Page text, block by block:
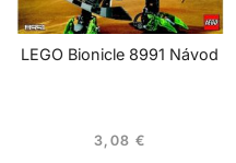
LEGO Bionicle 8991 Návod
3,08 €